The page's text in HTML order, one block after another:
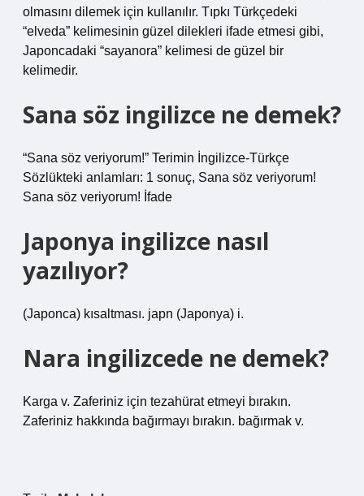
olmasını dilemek için kullanılır. Tıpkı Türkçedeki
“elveda” kelimesinin güzel dilekleri ifade etmesi gibi,
Japoncadaki “sayanora” kelimesi de güzel bir
kelimedir.
Sana söz ingilizce ne demek?
“Sana söz veriyorum!” Terimin İngilizce-Türkçe
Sözlükteki anlamları: 1 sonuç, Sana söz veriyorum!
Sana söz veriyorum! İfade
Japonya ingilizce nasıl
yazılıyor?
(Japonca) kısaltması. japn (Japonya) i.
Nara ingilizcede ne demek?
Karga v. Zaferiniz için tezahürat etmeyi bırakın.
Zaferiniz hakkında bağırmayı bırakın. bağırmak v.